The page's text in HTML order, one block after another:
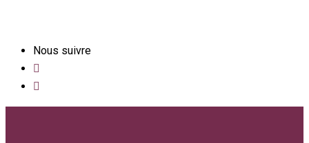
Nous suivre